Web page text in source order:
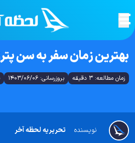
بهترین زمان سفر به سن
زمان مطالعه: 3 دقیقه بروزرسانی: 1403/06/06
تحریریه لحظه آخر نویسنده